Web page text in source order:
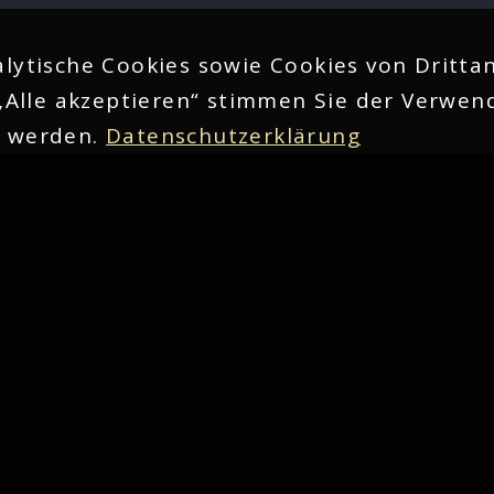
Cookies sowie Cookies von
akzeptieren“ stimmen Sie der
Datenschutzerklärung